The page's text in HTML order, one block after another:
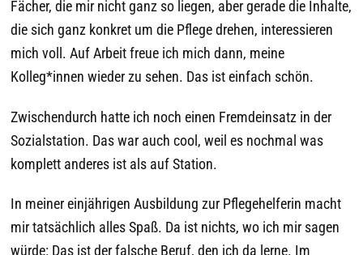
Fächer, die mir nicht ganz so liegen, aber gerade die Inhalte,
die sich ganz konkret um die Pflege drehen, interessieren
mich voll. Auf Arbeit freue ich mich dann, meine
Kolleg*innen wieder zu sehen. Das ist einfach schön.
Zwischendurch hatte ich noch einen Fremdeinsatz in der
Sozialstation. Das war auch cool, weil es nochmal was
komplett anderes ist als auf Station.
In meiner einjährigen Ausbildung zur Pflegehelferin macht
mir tatsächlich alles Spaß. Da ist nichts, wo ich mir sagen
würde: Das ist der falsche Beruf, den ich da lerne. Im